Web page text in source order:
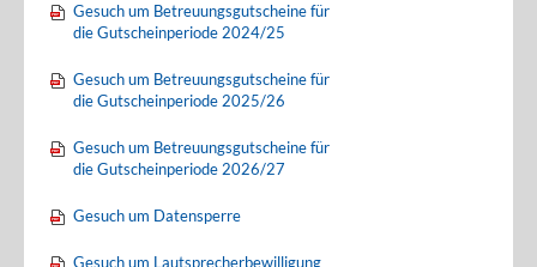
Gesuch um Betreuungsgutscheine für
die Gutscheinperiode 2024/25
Gesuch um Betreuungsgutscheine für
die Gutscheinperiode 2025/26
Gesuch um Betreuungsgutscheine für
die Gutscheinperiode 2026/27
Gesuch um Datensperre
Gesuch um Lautsprecherbewilligung